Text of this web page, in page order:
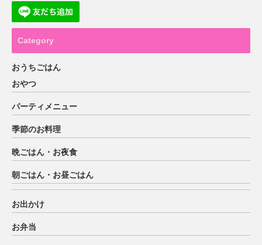
Category
おうちごはん
おやつ
パーティメニュー
季節のお料理
晩ごはん・お夜食
朝ごはん・お昼ごはん
お出かけ
お弁当